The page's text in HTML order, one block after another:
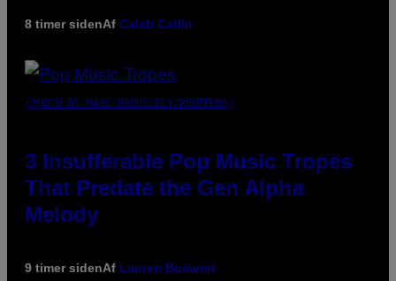
8 timer sidenAf Caleb Catlin
(PHOTO BY MARC BROUSSELY/REDFERNS)
3 Insufferable Pop Music Tropes
That Predate the Gen Alpha
Melody
9 timer sidenAf Lauren Boisvert